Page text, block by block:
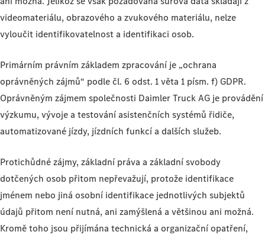
videomateriálu, obrazového a zvukového materiálu, nelze
vyloučit identifikovatelnost a identifikaci osob.
Primárním právním základem zpracování je „ochrana
oprávněných zájmů“ podle čl. 6 odst. 1 věta 1 písm. f) GDPR.
Oprávněným zájmem společnosti Daimler Truck AG je provádění
výzkumu, vývoje a testování asistenčních systémů řidiče,
automatizované jízdy, jízdních funkcí a dalších služeb.
Protichůdné zájmy, základní práva a základní svobody
dotčených osob přitom nepřevažují, protože identifikace
jménem nebo jiná osobní identifikace jednotlivých subjektů
údajů přitom není nutná, ani zamýšlená a většinou ani možná.
Kromě toho jsou přijímána technická a organizační opatření,